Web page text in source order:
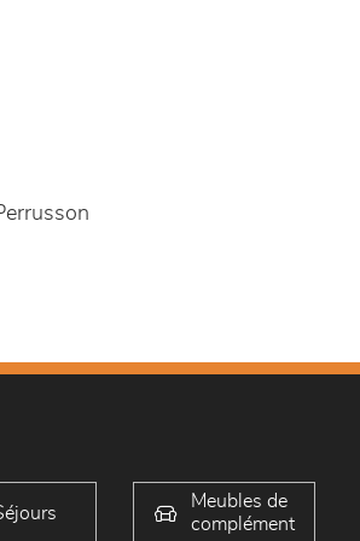
Meubles de
complément